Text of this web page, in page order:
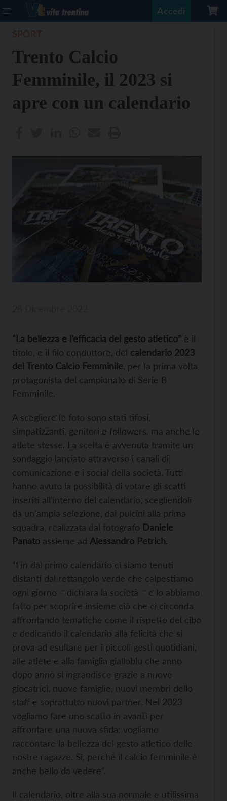
Accedi
Trento Calcio
Femminile, il 2023 si
apre con un calendario
“La bellezza e l’efficacia del gesto atletico” è il
titolo, e il filo conduttore, del calendario 2023
del Trento Calcio Femminile , per la prima volta
protagonista del campionato di Serie B
Femminile.
A scegliere le foto sono stati tifosi,
simpatizzanti, genitori e followers, ma anche le
atlete stesse. La scelta è avvenuta tramite un
sondaggio lanciato attraverso i canali di
comunicazione e i social della società. Tutti
hanno avuto la possibilità di votare gli scatti
inseriti all’interno del calendario, scegliendoli
da un’ampia selezione, dai pulcini alla prima
squadra, realizzata dal fotografo Daniele
Panato assieme ad Alessandro Petrich.
“Fin dal primo calendario ci siamo tenuti
distanti dal rettangolo verde che calpestiamo
ogni giorno – dichiara la società – e lo abbiamo
fatto per scoprire insieme ciò che ci circonda
affrontando tematiche come il rispetto del cibo
e dedicando il calendario alla felicità che si
prova ad esultare per i piccoli gesti quotidiani,
alle atlete e alla famiglia gialloblu che anno
dopo anno si ingrandisce grazie a nuove
giocatrici, nuove famiglie, nuovi membri dello
staff e soprattutto nuovi partner. Nel 2023
vogliamo fare uno scatto in avanti per
affrontare una nuova sfida: vogliamo
raccontare la bellezza del gesto atletico delle
nostre ragazze. Sì, perché il calcio femminile è
anche bello da vedere”.
Il calendario, oltre alla sua normale e utilissima